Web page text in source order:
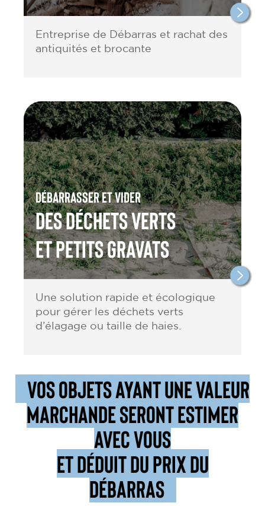
Entreprise de Débarras et rachat des
antiquités et brocante
Débarrasser et vider
des Déchets verts
et petits gravats
Une solution rapide et écologique
pour gérer les déchets verts
d’élagage ou taille de haies.
VOS OBJETS AYANT UNE VALEUR
MARCHANDE SERONT ESTIMER
AVEC VOUS
ET DÉDUIT DU PRIX DU
DÉBARRAS